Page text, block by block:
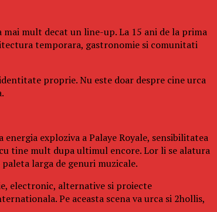
mult decat un line-up. La 15 ani de la prima
temporara, gastronomie si comunitati
proprie. Nu este doar despre cine urca
exploziva a Palaye Royale, sensibilitatea
tine mult dupa ultimul encore. Lor li se alatura
larga de genuri muzicale.
electronic, alternative si proiecte
Pe aceasta scena va urca si 2hollis,